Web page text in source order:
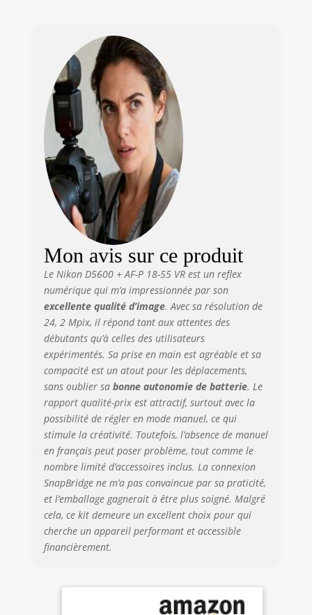
impressionnante
de réduction de
vibration de Nikon
vous assure des
images nettes,
même en cas de
Boîtier
Mon avis sur ce produit
Le Nikon D5600 + AF-P 18-55 VR est un reflex
numérique qui m’a impressionnée par son
excellente qualité d’image. Avec sa résolution de
24, 2 Mpix, il répond tant aux attentes des
débutants qu’à celles des utilisateurs
expérimentés. Sa prise en main est agréable et sa
compacité est un atout pour les déplacements,
sans oublier sa bonne autonomie de batterie. Le
rapport qualité-prix est attractif, surtout avec la
possibilité de régler en mode manuel, ce qui
stimule la créativité. Toutefois, l’absence de manuel
en français peut poser problème, tout comme le
nombre limité d’accessoires inclus. La connexion
SnapBridge ne m’a pas convaincue par sa praticité,
et l’emballage gagnerait à être plus soigné. Malgré
cela, ce kit demeure un excellent choix pour qui
cherche un appareil performant et accessible
financièrement.